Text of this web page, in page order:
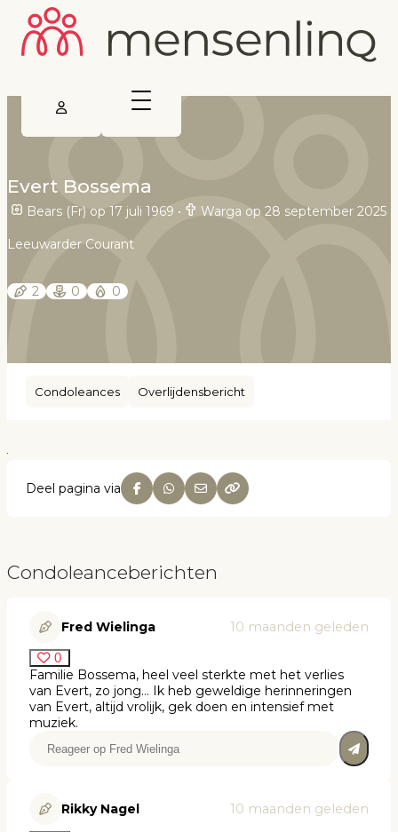
Evert Bossema
Bears (Fr) op 17 juli 1969 • Warga op 28 september 2025
Leeuwarder Courant
2 0 0
Condoleances Overlijdensbericht
Deel pagina via
Condoleanceberichten
Fred Wielinga 10 maanden geleden
0
Familie Bossema, heel veel sterkte met het verlies
van Evert, zo jong… Ik heb geweldige herinneringen
van Evert, altijd vrolijk, gek doen en intensief met
muziek.
Rikky Nagel 10 maanden geleden